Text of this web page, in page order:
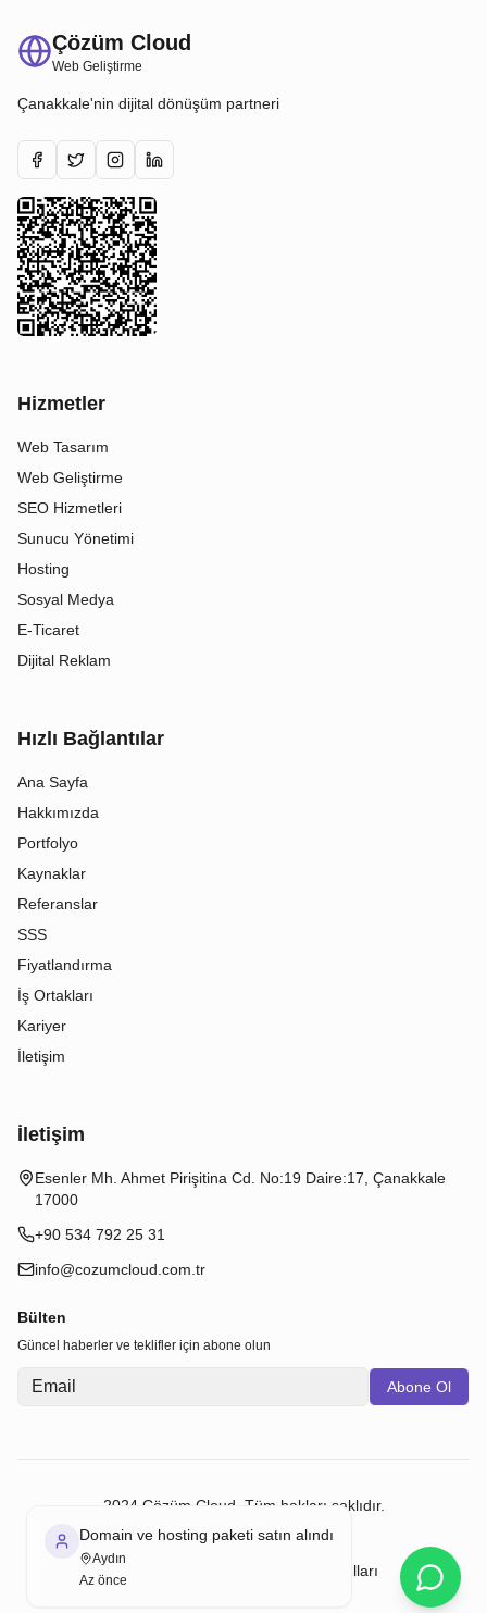
Çözüm Cloud
Web Geliştirme
Çanakkale'nin dijital dönüşüm partneri
Hizmetler
Web Tasarım
Web Geliştirme
SEO Hizmetleri
Sunucu Yönetimi
Hosting
Sosyal Medya
E-Ticaret
Dijital Reklam
Hızlı Bağlantılar
Ana Sayfa
Hakkımızda
Portfolyo
Kaynaklar
Referanslar
SSS
Fiyatlandırma
İş Ortakları
Kariyer
İletişim
İletişim
Esenler Mh. Ahmet Pirişitina Cd. No:19 Daire:17, Çanakkale
17000
+90 534 792 25 31
info@cozumcloud.com.tr
Bülten
Güncel haberler ve teklifler için abone olun
Abone Ol
2024 Çözüm Cloud. Tüm hakları saklıdır.
Kullanım Koşulları
Domain ve hosting paketi satın alındı
Aydın
Az önce